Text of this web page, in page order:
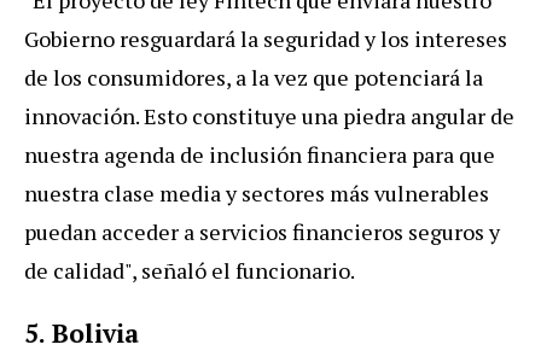
Gobierno resguardará la seguridad y los intereses
de los consumidores, a la vez que potenciará la
innovación. Esto constituye una piedra angular de
nuestra agenda de inclusión financiera para que
nuestra clase media y sectores más vulnerables
puedan acceder a servicios financieros seguros y
de calidad", señaló el funcionario.
5. Bolivia